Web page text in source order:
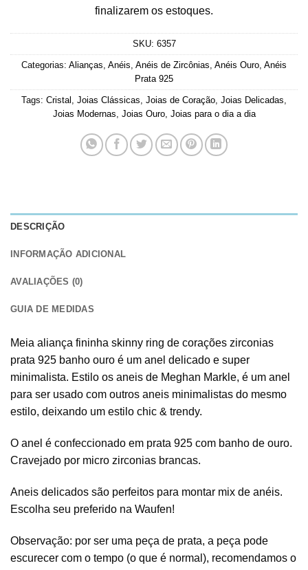
finalizarem os estoques.
SKU: 6357
Categorias: Alianças, Anéis, Anéis de Zircônias, Anéis Ouro, Anéis
Prata 925
Tags: Cristal , Joias Clássicas, Joias de Coração, Joias Delicadas,
Joias Modernas, Joias Ouro, Joias para o dia a dia
DESCRIÇÃO
INFORMAÇÃO ADICIONAL
AVALIAÇÕES (0)
GUIA DE MEDIDAS
Meia aliança fininha skinny ring de corações zirconias
prata 925 banho ouro é um anel delicado e super
minimalista. Estilo os aneis de Meghan Markle, é um anel
para ser usado com outros aneis minimalistas do mesmo
estilo, deixando um estilo chic & trendy.
O anel é confeccionado em prata 925 com banho de ouro.
Cravejado por micro zirconias brancas.
Aneis delicados são perfeitos para montar mix de anéis.
Escolha seu preferido na Waufen!
Observação: por ser uma peça de prata, a peça pode
escurecer com o tempo (o que é normal), recomendamos o